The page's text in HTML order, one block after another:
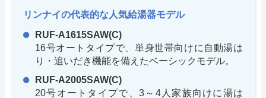
リンナイの代表的な人気給湯器モデル
RUF-A1615SAW(C)
16号オートタイプで、単身世帯向けに自動湯は
り・追いだき機能を備えたベーシックモデル。
RUF-A2005SAW(C)
20号オートタイプで、3～4人家族向けに湯は